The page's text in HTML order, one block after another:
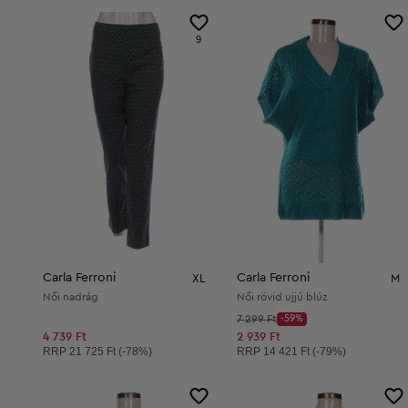
9
Carla Ferroni XL
Női nadrág
4 739 Ft
Ajánlott ár:
RRP 21 725 Ft (-78%)
Carla Ferroni M
Női rövid ujjú blúz
Kezdő ár:
7 299 Ft
Discount Price:
-59%
Csökkentett ár:
2 939 Ft
Ajánlott ár:
RRP 14 421 Ft (-79%)